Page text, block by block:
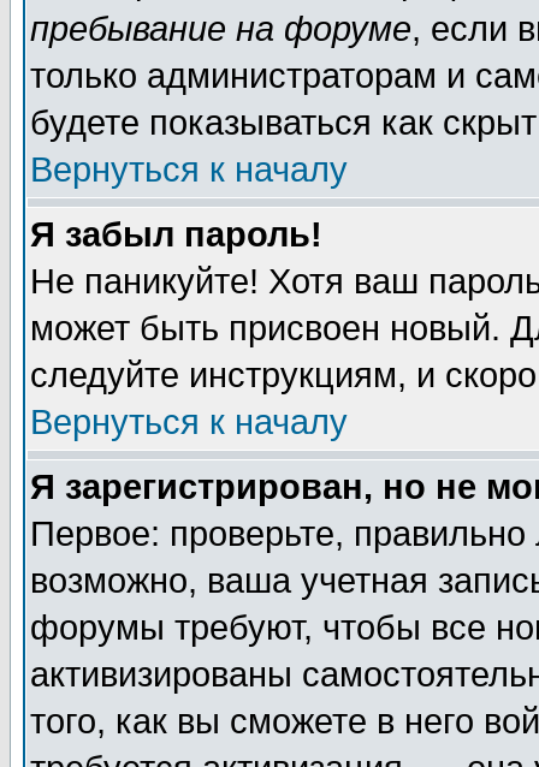
пребывание на форуме, если
только администраторам и
будете показываться как
Вернуться к началу
Я забыл пароль!
Не паникуйте! Хотя ваш
может быть присвоен новый.
следуйте инструкциям, и
Вернуться к началу
Я зарегистрирован, но не
Первое: проверьте,
возможно, ваша учетная
форумы требуют, чтобы все
активизированы
того, как вы сможете в него